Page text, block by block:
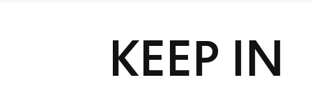
KEEP IN